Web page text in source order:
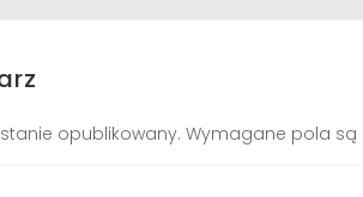
opublikowany. Wymagane pola są